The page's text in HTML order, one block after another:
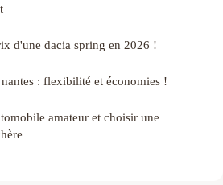
d'une dacia spring en 2026 !
: flexibilité et économies !
amateur et choisir une